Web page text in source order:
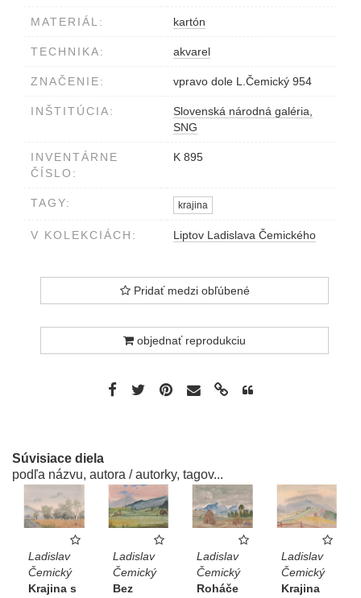
MATERIÁL: kartón
TECHNIKA: akvarel
ZNAČENIE: vpravo dole L.Čemický 954
INŠTITÚCIA:
Slovenská národná galéria,
SNG
INVENTÁRNE
ČÍSLO:
K 895
TAGY: krajina
V KOLEKCIÁCH: Liptov Ladislava Čemického
Pridať medzi obľúbené
objednať reprodukciu
Súvisiace diela
podľa názvu, autora / autorky, tagov...
Ladislav
Čemický
Krajina s
Ladislav
Čemický
Bez
Ladislav
Čemický
Roháče
Ladislav
Čemický
Krajina